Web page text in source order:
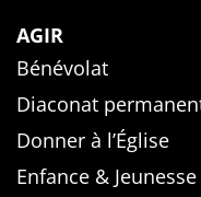
AGIR
Bénévolat
Diaconat
Donner à l’Église
Enfance & Jeunesse